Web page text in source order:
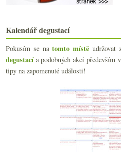
Neuburské a Chardonnay od
7x Experimentální vinařství
Còlfondo Agricolo a jedno Gavi
DNA Meunieru s lahví v nové
Mladá Menciá a příjemný
Výtečné Fino del Puerto
Mlaďoši od Martina Vajčnera
Kalendář degustací
Pokusím se natomto místě udržovat
degustacía podobných akcí především
tipy na zapomenuté události!